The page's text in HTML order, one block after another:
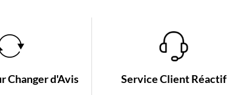
Changer d'Avis Service Client Réactif